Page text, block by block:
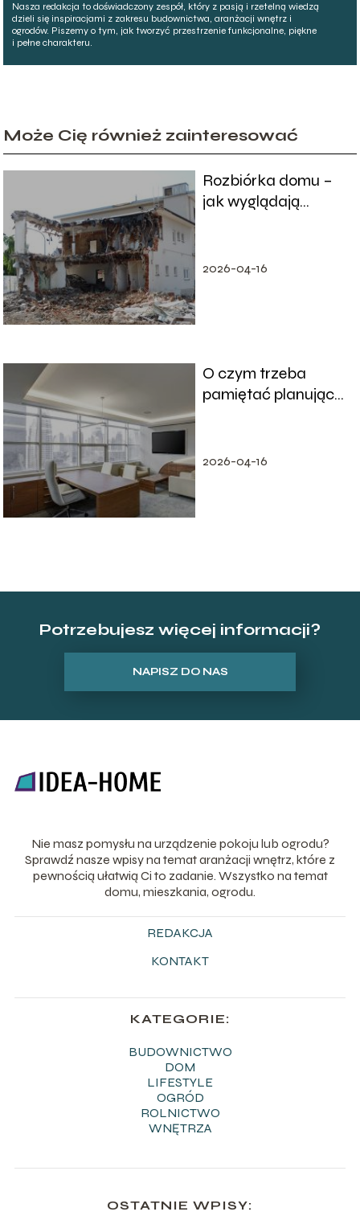
Nasza redakcja to doświadczony zespół, który z pasją i rzetelną wiedzą
dzieli się inspiracjami z zakresu budownictwa, aranżacji wnętrz i
ogrodów. Piszemy o tym, jak tworzyć przestrzenie funkcjonalne, piękne
i pełne charakteru.
Może Cię również zainteresować
Rozbiórka domu –
jak wyglądają
2026-04-16
O czym trzeba
pamiętać planując
2026-04-16
Potrzebujesz więcej informacji?
NAPISZ DO NAS
Nie masz pomysłu na urządzenie pokoju lub ogrodu?
Sprawdź nasze wpisy na temat aranżacji wnętrz, które z
pewnością ułatwią Ci to zadanie. Wszystko na temat
domu, mieszkania, ogrodu.
REDAKCJA
KONTAKT
KATEGORIE:
BUDOWNICTWO
DOM
LIFESTYLE
OGRÓD
ROLNICTWO
WNĘTRZA
OSTATNIE WPISY: